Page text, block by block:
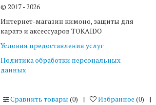
© 2017 - 2026
Интернет-магазин кимоно, защиты для
каратэ и аксессуаров TOKAIDO
Условия предоставления услуг
Политика обработки персональных
данных
Сравнить товары (0) | Избранное (0) |